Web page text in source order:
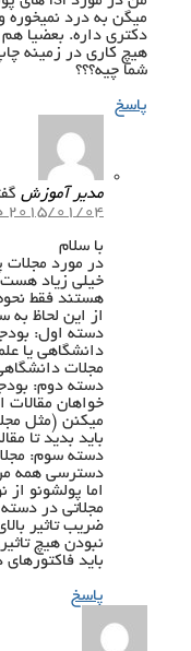
میگن به درد نمیخوره
دکتری داره. بعضیا
هیچ کاری در زمینه
شما چیه؟؟؟
پاسخ
مدیر آموزش
2015/01/04 در 21:59
با سلام
در مورد
خیلی زیاد
هستند فقط
از این لحاظ
دسته اول:
دانشگاهی یا
مجلات
دسته دوم:
خواهان
میکنن (مثل
باید بدید تا
دسته سوم:
دسترسی همه
اما پولشونو
مجلاتی در
نبودن هیچ
باید
پاسخ